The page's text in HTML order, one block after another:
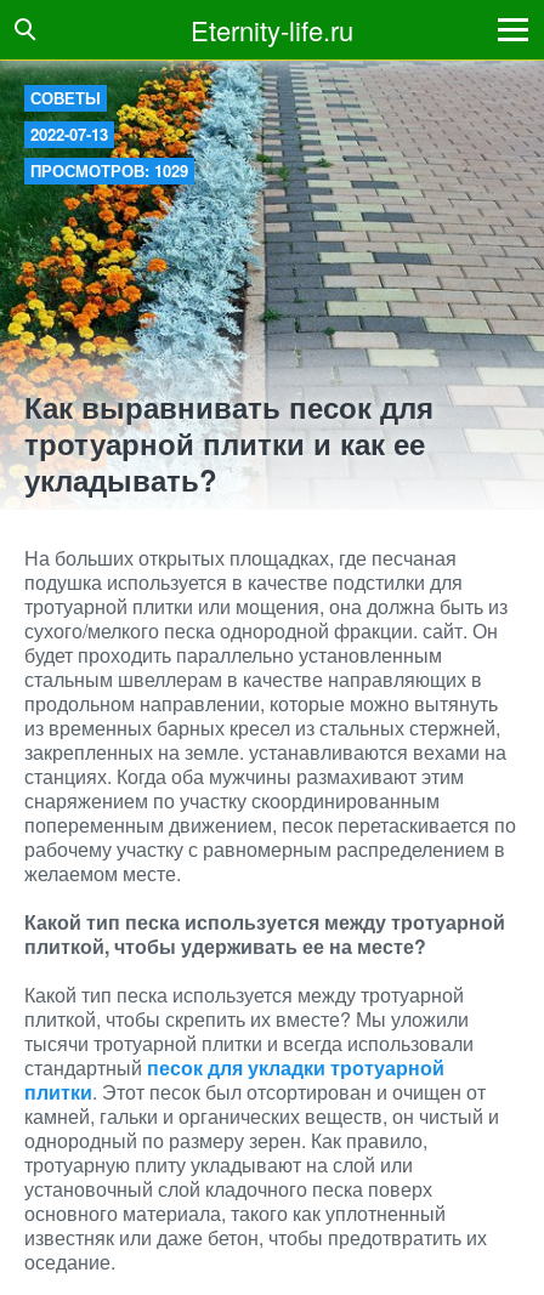
Eternity-life.ru
СОВЕТЫ
2022-07-13
ПРОСМОТРОВ: 1029
Как выравнивать песок для
тротуарной плитки и как ее
укладывать?
На больших открытых площадках, где песчаная
подушка используется в качестве подстилки для
тротуарной плитки или мощения, она должна быть из
сухого/мелкого песка однородной фракции. сайт. Он
будет проходить параллельно установленным
стальным швеллерам в качестве направляющих в
продольном направлении, которые можно вытянуть
из временных барных кресел из стальных стержней,
закрепленных на земле. устанавливаются вехами на
станциях. Когда оба мужчины размахивают этим
снаряжением по участку скоординированным
попеременным движением, песок перетаскивается по
рабочему участку с равномерным распределением в
желаемом месте.
Какой тип песка используется между тротуарной
плиткой, чтобы удерживать ее на месте?
Какой тип песка используется между тротуарной
плиткой, чтобы скрепить их вместе? Мы уложили
тысячи тротуарной плитки и всегда использовали
стандартный песок для укладки тротуарной
плитки. Этот песок был отсортирован и очищен от
камней, гальки и органических веществ, он чистый и
однородный по размеру зерен. Как правило,
тротуарную плиту укладывают на слой или
установочный слой кладочного песка поверх
основного материала, такого как уплотненный
известняк или даже бетон, чтобы предотвратить их
оседание.